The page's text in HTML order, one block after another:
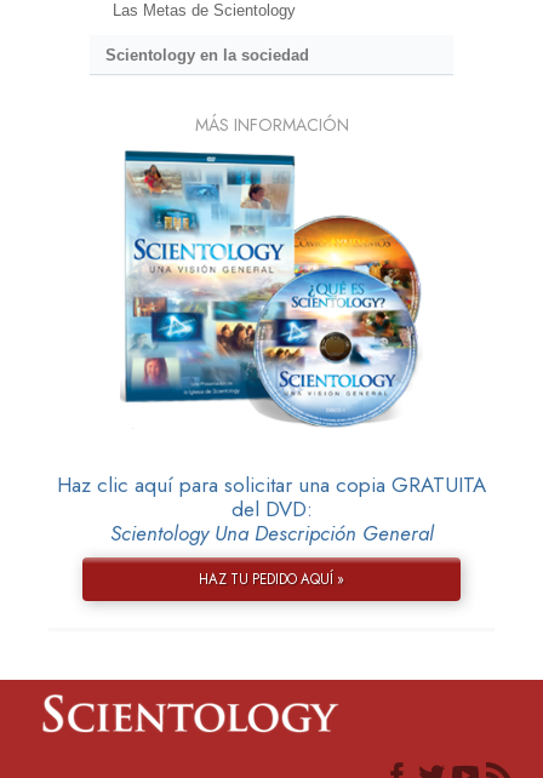
Las Metas de Scientology
Scientology en la sociedad
MÁS INFORMACIÓN
Haz clic aquí para solicitar una copia GRATUITA
del DVD:
Scientology Una Descripción General
HAZ TU PEDIDO AQUÍ »